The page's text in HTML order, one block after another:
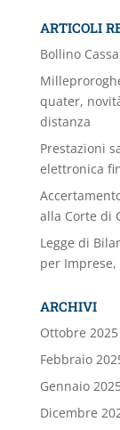
ARTICOLI
Bollino
quater,
distanza
Prestazioni
elettronica
alla Corte di
Legge di
per
ARCHIVI
Ottobre 2025
Febbraio
Gennaio
Dicembre